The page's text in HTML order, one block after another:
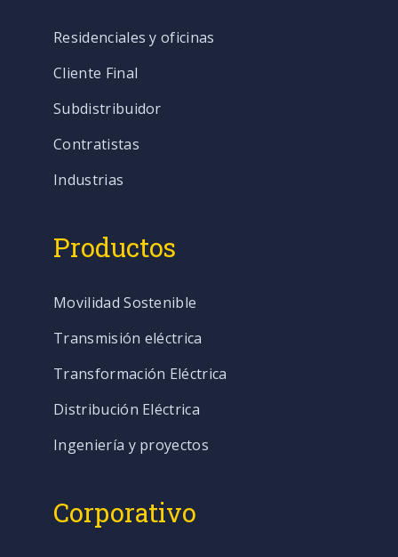
Residenciales y oficinas
Cliente Final
Subdistribuidor
Contratistas
Industrias
Productos
Movilidad Sostenible
Transmisión eléctrica
Transformación Eléctrica
Distribución Eléctrica
Ingeniería y proyectos
Corporativo